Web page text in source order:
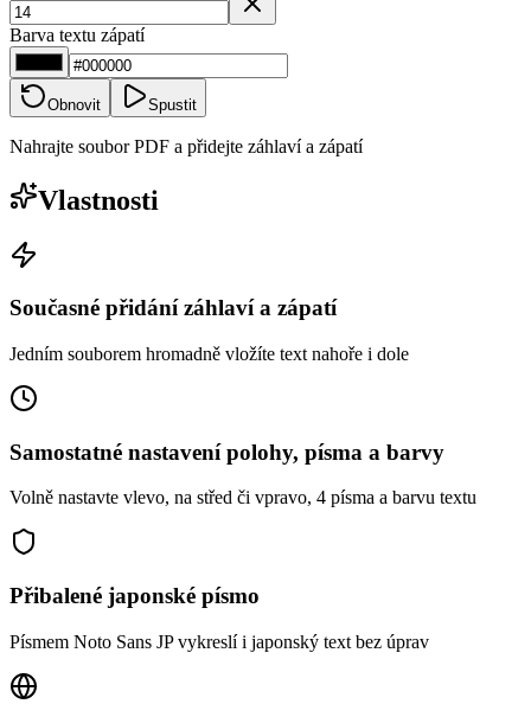
Barva textu zápatí
Obnovit Spustit
Nahrajte soubor PDF a přidejte záhlaví a zápatí
Vlastnosti
Současné přidání záhlaví a zápatí
Jedním souborem hromadně vložíte text nahoře i dole
Samostatné nastavení polohy, písma a barvy
Volně nastavte vlevo, na střed či vpravo, 4 písma a barvu textu
Přibalené japonské písmo
Písmem Noto Sans JP vykreslí i japonský text bez úprav